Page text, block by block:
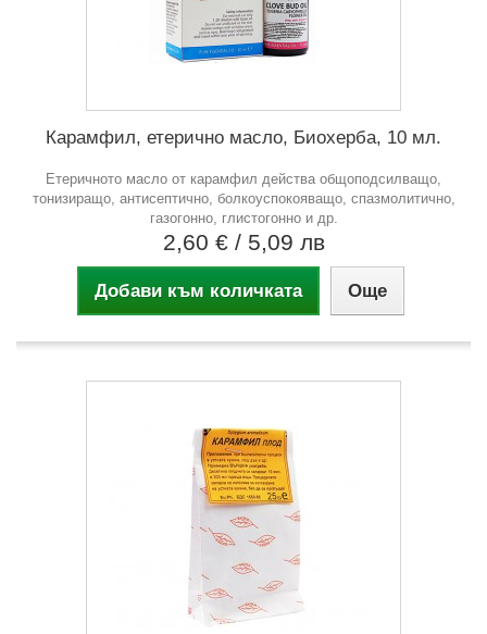
Карамфил, етерично масло, Биохерба, 10 мл.
Етеричното масло от карамфил действа общоподсилващо,
тонизиращо, антисептично, болкоуспокояващо, спазмолитично,
газогонно, глистогонно и др.
2,60 € / 5,09 лв
Добави към количката Още